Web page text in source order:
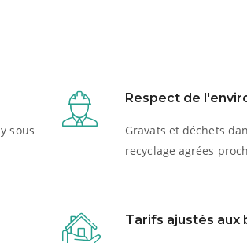
sous
Respect de
Gravats et déchets
recyclage agrées
Tarifs ajustés aux